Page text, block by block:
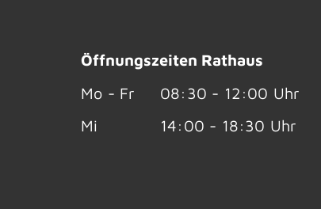
Öffnungszeiten Rathaus
Mo - Fr
08:30 - 12:00 Uhr
Mi
14:00 - 18:30 Uhr